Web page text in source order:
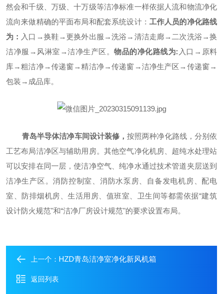
然会和千级、万级、十万级等洁净标准一样依据人流和物流净化
流向来做精确的平面布局和配套系统设计： 工作人员的净化路线
为： 入口 →换鞋→更换外出服→洗浴→清洁走廊→二次洗浴→换
洁净服→风淋室→洁净生产区。物品的净化路线为: 入口 →原料
库→粗洁净→传递窗→精洁净→传递窗→洁净生产区→传递窗→
包装→成品库。
青岛半导体洁净车间设计装修 ，按照两种净化路线，分别依
工艺布局洁净区与辅助用房。其他空气净化机房、超纯水处理站
可以安排在同一层，使洁净空气、纯净水通过技术管道夹层送到
洁净生产区。消防控制室、消防水泵房、自备发电机房、配电
室、防排烟机房、生活用房、值班室、卫生间等都需依据“建筑
设计防火规范"和“洁净厂房设计规范"的要求设置布局。
上一个： HZD青岛洁净室净化新风机箱
返回列表